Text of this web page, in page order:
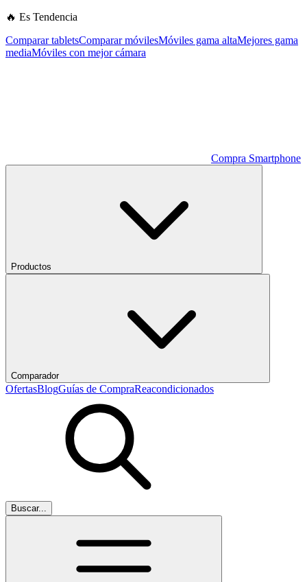
🔥 Es Tendencia
Comparar tabletsComparar móvilesMóviles gama altaMejores gama
mediaMóviles con mejor cámara
Compra Smartphone
Productos
Comparador
OfertasBlogGuías de CompraReacondicionados
Buscar...